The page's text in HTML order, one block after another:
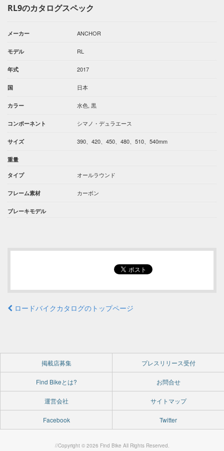
RL9のカタログスペック
メーカー ANCHOR
モデル RL
年式 2017
国 日本
カラー 水色, 黒
コンポーネント シマノ・デュラエース
サイズ 390、420、450、480、510、540mm
重量
タイプ オールラウンド
フレーム素材 カーボン
ブレーキモデル
ロードバイクカタログのトップページ
掲載店募集 プレスリリース受付
Find Bikeとは? お問合せ
運営会社 サイトマップ
Facebook Twitter
//Copyright © 2026 Find Bike All Rights Reserved.